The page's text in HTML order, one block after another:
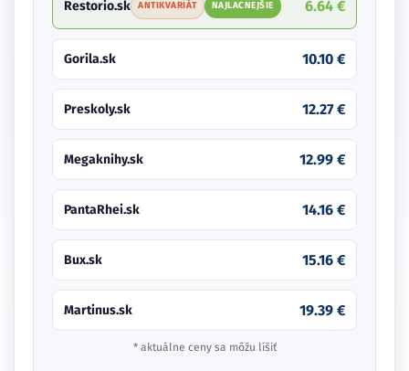
Restorio.sk ANTIKVARIÁT NAJLACNEJŠIE 6.64 €
Gorila.sk 10.10 €
Preskoly.sk 12.27 €
Megaknihy.sk 12.99 €
PantaRhei.sk 14.16 €
Bux.sk 15.16 €
Martinus.sk 19.39 €
* aktuálne ceny sa môžu líšiť